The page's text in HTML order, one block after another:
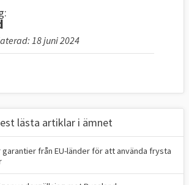
18 juni 2024
lästa artiklar i ämnet
från EU-länder för att använda frysta